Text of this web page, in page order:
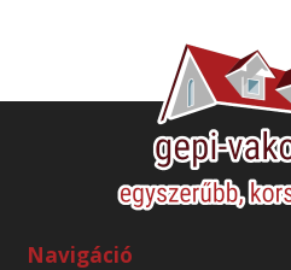
Navigáció